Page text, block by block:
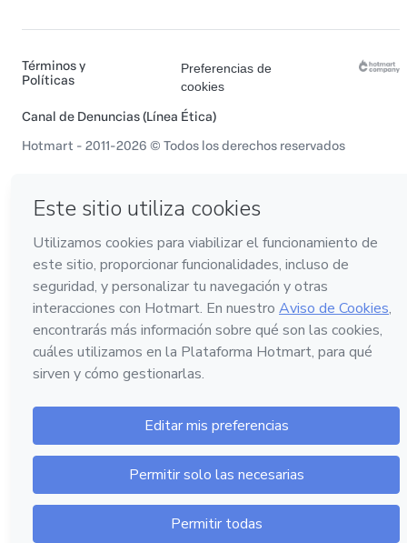
Términos y
Políticas
Preferencias de
cookies
Canal de Denuncias (Línea Ética)
Hotmart - 2011-2026 © Todos los derechos reservados